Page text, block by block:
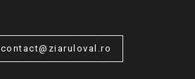
contact@ziaruloval.ro